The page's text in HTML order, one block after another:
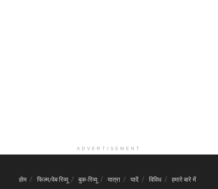
ADVERTISEMENT
होम फिल्म/वेब रिव्यू बुक-रिव्यू यात्रा यादें विविध हमारे बारे में